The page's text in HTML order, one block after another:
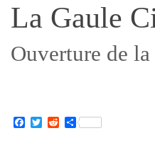
La Gaule
Ouverture de
Facebook
TwitterRedditPartager